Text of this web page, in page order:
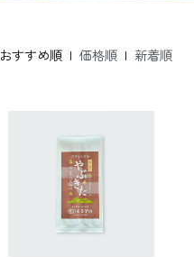
おすすめ順 | 価格順| 新着順